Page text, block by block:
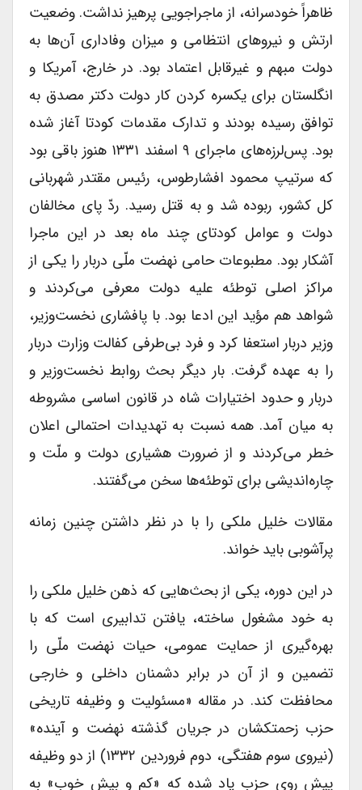
ظاهراً خودسرانه، از ماجراجویی پرهیز نداشت. وضعیت
ارتش و نیروهای انتظامی و میزان وفاداری آن‌ها به
دولت مبهم و غیرقابل اعتماد بود. در خارج، آمریکا و
انگلستان برای یکسره کردن کار دولت دکتر مصدق به
توافق رسیده بودند و تدارک مقدمات کودتا آغاز شده
بود. پس‌لرزه‌های ماجرای ۹ اسفند ۱۳۳۱ هنوز باقی بود
که سرتیپ محمود افشارطوس، رئیس مقتدر شهربانی
کل کشور، ربوده شد و به قتل رسید. ردّ پای مخالفان
دولت و عوامل کودتای چند ماه بعد در این ماجرا
آشکار بود. مطبوعات حامی نهضت ملّی دربار را یکی از
مراکز اصلی توطئه علیه دولت معرفی می‌کردند و
شواهد هم مؤید این ادعا بود. با پافشاری نخست‌وزیر،
وزیر دربار استعفا کرد و فرد بی‌طرفی کفالت وزارت دربار
را به عهده گرفت. بار دیگر بحث روابط نخست‌وزیر و
دربار و حدود اختیارات شاه در قانون اساسی مشروطه
به میان آمد. همه نسبت به تهدیدات احتمالی اعلان
خطر می‌کردند و از ضرورت هشیاری دولت و ملّت و
چاره‌اندیشی برای توطئه‌ها سخن می‌گفتند.
مقالات خلیل ملکی را با در نظر داشتن چنین زمانه
پرآشوبی باید خواند.
در این دوره، یکی از بحث‌هایی که ذهن خلیل ملکی را
به خود مشغول ساخته، یافتن تدابیری است که با
بهره‌گیری از حمایت عمومی، حیات نهضت ملّی را
تضمین و از آن در برابر دشمنان داخلی و خارجی
محافظت کند. در مقاله «مسئولیت و وظیفه تاریخی
حزب زحمتکشان در جریان گذشته نهضت و آینده»
(نیروی سوم هفتگی، دوم فروردین ۱۳۳۲) از دو وظیفه
پیش روی حزب یاد شده که «کم و بیش خوب» به